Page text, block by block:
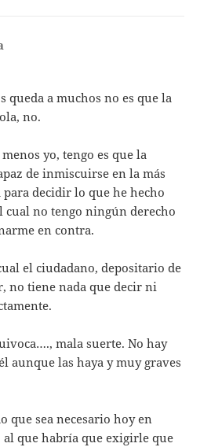
queda a muchos no es que la
no.
yo, tengo es que la
de inmiscuirse en la más
decidir lo que he hecho
cual no tengo ningún derecho
en contra.
el ciudadano, depositario de
no tiene nada que decir ni
mala suerte. No hay
aunque las haya y muy graves
que sea necesario hoy en
que habría que exigirle que